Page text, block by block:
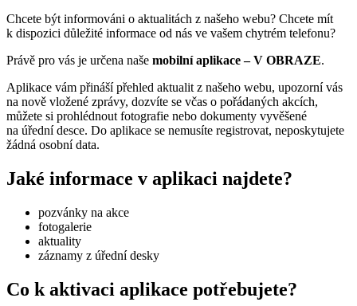
Chcete být informováni o aktualitách z našeho webu? Chcete mít
k dispozici důležité informace od nás ve vašem chytrém telefonu?
Právě pro vás je určena naše mobilní aplikace – V OBRAZE.
Aplikace vám přináší přehled aktualit z našeho webu, upozorní vás
na nově vložené zprávy, dozvíte se včas o pořádaných akcích,
můžete si prohlédnout fotografie nebo dokumenty vyvěšené
na úřední desce. Do aplikace se nemusíte registrovat, neposkytujete
žádná osobní data.
Jaké informace v aplikaci najdete?
pozvánky na akce
fotogalerie
aktuality
záznamy z úřední desky
Co k aktivaci aplikace potřebujete?